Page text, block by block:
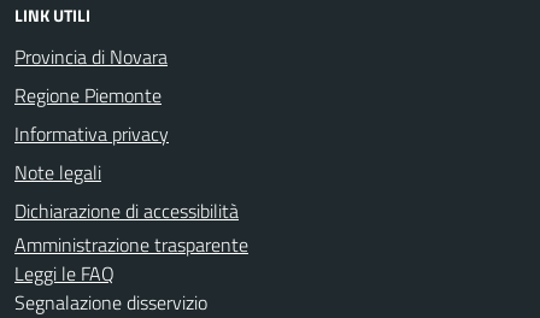
LINK UTILI
Provincia di Novara
Regione Piemonte
Informativa privacy
Note legali
Dichiarazione di accessibilità
Amministrazione trasparente
Leggi le FAQ
Segnalazione disservizio